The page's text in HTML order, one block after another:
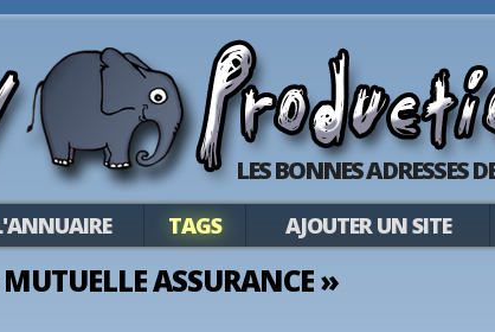
LES BONNES ADRESSES
TAGS AJOUTER UN SITE
MUTUELLE ASSURANCE »